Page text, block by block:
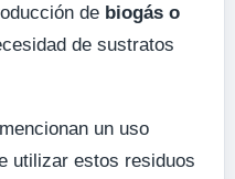
de biogás o
de sustratos
un uso
utilizar estos residuos